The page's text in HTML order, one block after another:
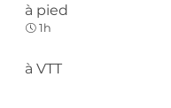
à pied
1h
à VTT